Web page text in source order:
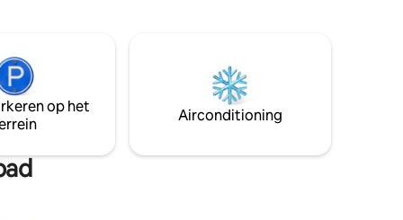
te
de
boot
afgesloten en in een ander huis op het
landgoed wonen de gastheren, die
huisdieren hebben, permanent.
op het
Airconditioning